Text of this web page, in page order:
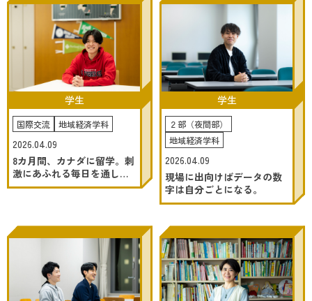
2026.8.8 (SAT)-9(SUN)
お申し込み・詳細
アクセス お問い合わせ
学生
国際交流 地域経済学科
2026.04.09
8カ月間、カナダに留学。刺
激にあふれる毎日を通して
自分と向き合いました。
学生
２部（夜間部）
地域経済学科
2026.04.09
現場に出向けばデータの数
字は自分ごとになる。